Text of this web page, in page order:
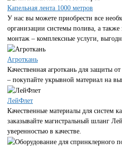
Капельная лента 1000 метров
У нас вы можете приобрести все
организации системы полива, а также
монтаж – комплексные услуги,
Агроткань
Качественная агроткань для защиты
– покупайте укрывной материал на
ЛейФлет
Качественные материалы для систем
заказывайте магистральный шланг
уверенностью в качестве.